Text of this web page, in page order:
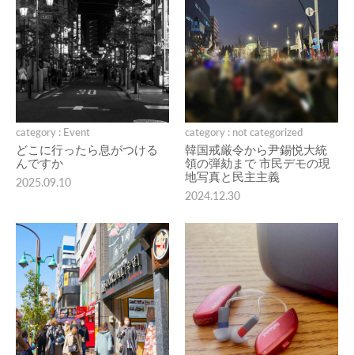
category : Event
どこに行ったら息がつける
んですか
2025.09.10
category : not categorized
韓国戒厳令から尹錫悦大統
領の弾劾まで 市民デモの現
地写真と民主主義
2024.12.30